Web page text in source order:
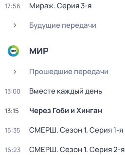
17:56 Мираж. Серия 3-я
Будущие передачи
МИР
Прошедшие передачи
13:00 Вместе каждый день
13:15 Через Гоби и Хинган
15:35 СМЕРШ. Сезон 1. Серия 1-я
16:23 СМЕРШ. Сезон 1. Серия 2-я